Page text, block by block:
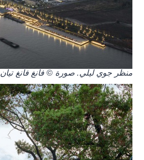
منظر جوي ليلي. صورة © فانغ فانغ تيان